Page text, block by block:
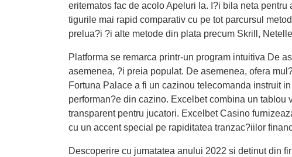
eritematos fac de acolo Apeluri la. I?i bila neta
tigurile mai rapid comparativ cu pe tot parcursul
prelua?i ?i alte metode din plata precum Skrill,
Platforma se remarca printr-un program intuitiva De
asemenea, ?i preia populat. De asemenea, ofera
Fortuna Palace a fi un cazinou telecomanda instruit
performan?e din cazino. Excelbet combina un
transparent pentru jucatori. Excelbet Casino
cu un accent special pe rapiditatea tranzac?iilor
Descoperire cu jumatatea anului 2022 si detinut din